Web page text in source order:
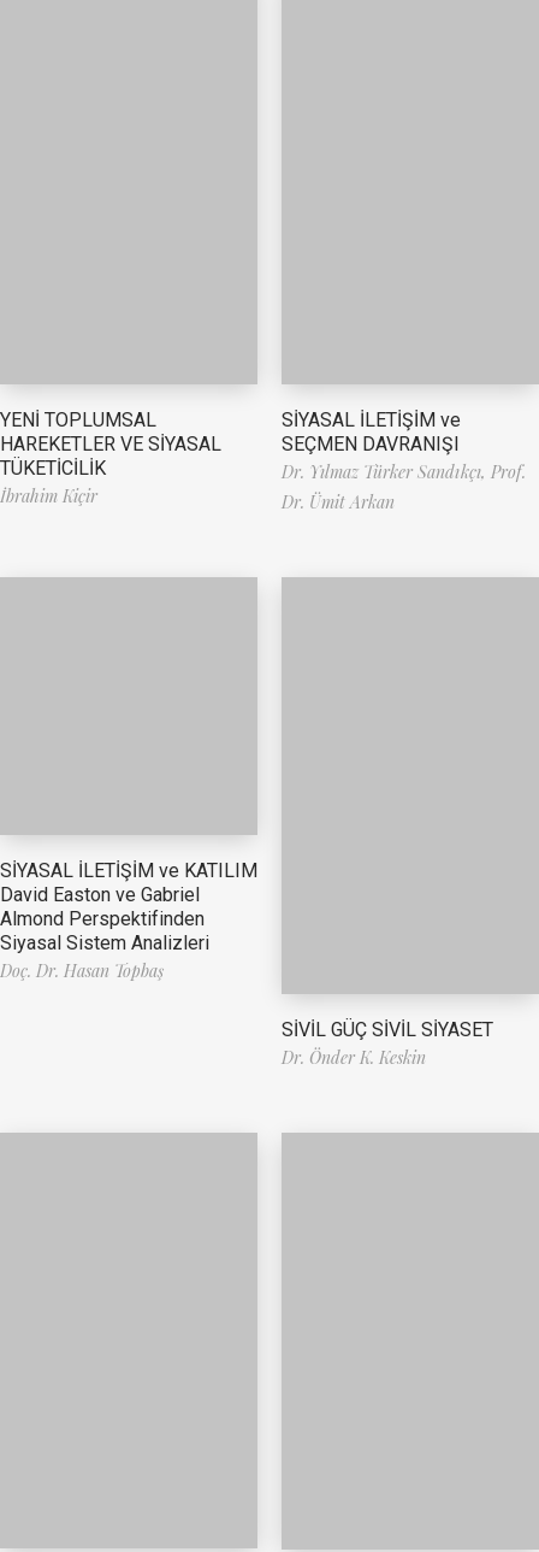
YENİ TOPLUMSAL
HAREKETLER VE SİYASAL
TÜKETİCİLİK
İbrahim Kiçir
SİYASAL İLETİŞİM ve
SEÇMEN DAVRANIŞI
Dr. Yılmaz Türker Sandıkçı, Prof.
Dr. Ümit Arkan
SİYASAL İLETİŞİM ve KATILIM
David Easton ve Gabriel
Almond Perspektifinden
Siyasal Sistem Analizleri
Doç. Dr. Hasan Topbaş
SİVİL GÜÇ SİVİL SİYASET
Dr. Önder K. Keskin